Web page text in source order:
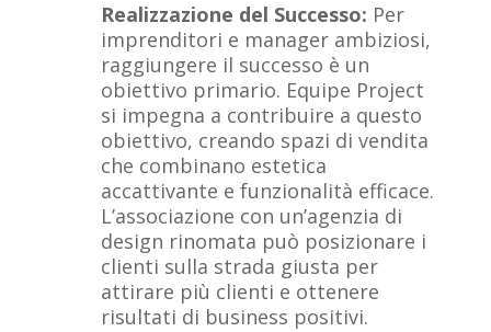
Realizzazione del Successo: Per
imprenditori e manager ambiziosi,
raggiungere il successo è un
obiettivo primario. Equipe Project
si impegna a contribuire a questo
obiettivo, creando spazi di vendita
che combinano estetica
accattivante e funzionalità efficace.
L’associazione con un’agenzia di
design rinomata può posizionare i
clienti sulla strada giusta per
attirare più clienti e ottenere
risultati di business positivi.